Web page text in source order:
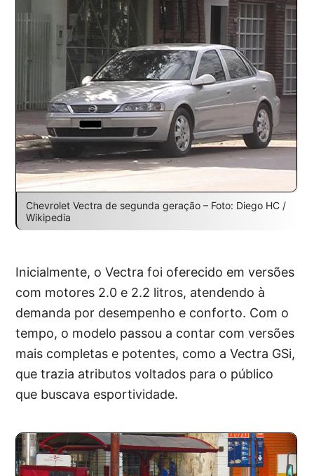
Chevrolet Vectra de segunda geração – Foto: Diego HC /
Wikipedia
Inicialmente, o Vectra foi oferecido em versões
com motores 2.0 e 2.2 litros, atendendo à
demanda por desempenho e conforto. Com o
tempo, o modelo passou a contar com versões
mais completas e potentes, como a Vectra GSi,
que trazia atributos voltados para o público
que buscava esportividade.